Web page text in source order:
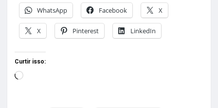
WhatsApp
Facebook X
X Pinterest LinkedIn
Curtir isso: